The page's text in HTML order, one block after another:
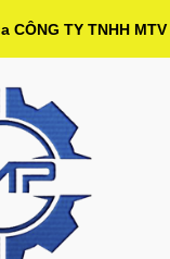
TY TNHH MTV